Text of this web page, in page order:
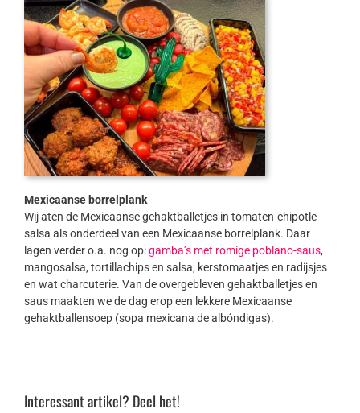
Mexicaanse borrelplank
Wij aten de Mexicaanse gehaktballetjes in tomaten-chipotle
salsa als onderdeel van een Mexicaanse borrelplank. Daar
lagen verder o.a. nog op:gamba’s met romige poblano-saus,
mangosalsa, tortillachips en salsa, kerstomaatjes en radijsjes
en wat charcuterie. Van de overgebleven gehaktballetjes en
saus maakten we de dag erop een lekkere Mexicaanse
gehaktballensoep (sopa mexicana de albóndigas).
Interessant artikel? Deel het!